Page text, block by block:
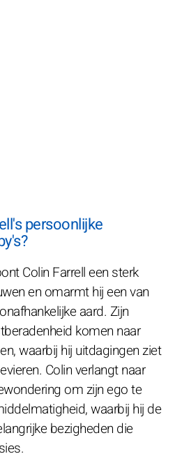
persoonlijke
Colin Farrell een sterk
en omarmt hij een van
aard. Zijn
komen naar
waarbij hij uitdagingen ziet
Colin verlangt naar
om zijn ego te
waarbij hij de
bezigheden die